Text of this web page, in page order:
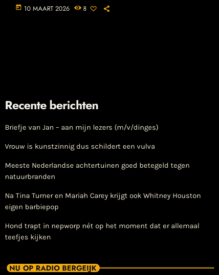
today 10 MAART 2026 8
Recente berichten
Briefje van Jan – aan mijn lezers (m/v/dinges)
Vrouw is kunstzinnig dus schildert een vulva
Meeste Nederlandse achtertuinen goed betegeld tegen
natuurbranden
Na Tina Turner en Mariah Carey krijgt ook Whitney Houston
eigen barbiepop
Hond trapt in nepworp nét op het moment dat er allemaal
teefjes kijken
NU OP RADIO BERGEIJK